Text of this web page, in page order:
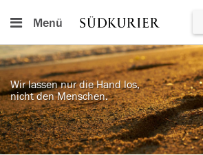
Menü
Wir lassen nur die Hand los,
nicht den Menschen.